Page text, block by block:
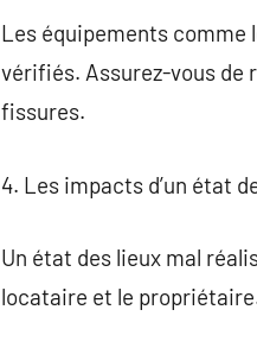
Les équipements comme
vérifiés. Assurez-vous de
fissures.
4. Les impacts d’un état
Un état des lieux mal
locataire et le